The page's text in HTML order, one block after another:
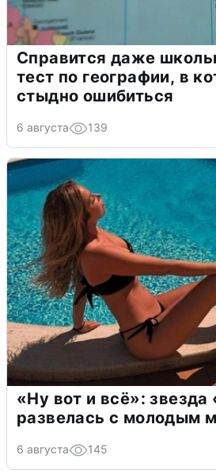
Справится даже
тест по географии, в
стыдно ошибиться
6 августа 139
«Ну вот и всё»:
развелась с молодым
6 августа 145